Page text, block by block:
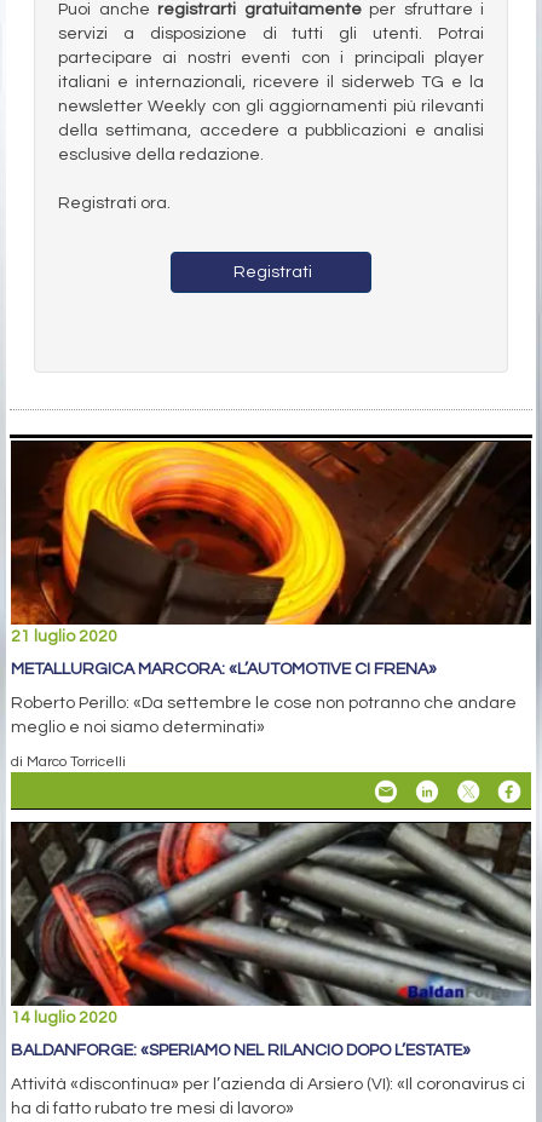
Puoi anche registrarti gratuitamenteper sfruttare i
servizi a disposizione di tutti gli utenti. Potrai
partecipare ai nostri eventi con i principali player
italiani e internazionali, ricevere il siderweb TG e la
newsletter Weekly con gli aggiornamenti più rilevanti
della settimana, accedere a pubblicazioni e analisi
esclusive della redazione.
Registrati ora.
Registrati
21 luglio 2020
METALLURGICA MARCORA: «L’AUTOMOTIVE CI FRENA»
Roberto Perillo: «Da settembre le cose non potranno che andare
meglio e noi siamo determinati»
di Marco Torricelli
14 luglio 2020
BALDANFORGE: «SPERIAMO NEL RILANCIO DOPO L’ESTATE»
Attività «discontinua» per l’azienda di Arsiero (VI): «Il coronavirus ci
ha di fatto rubato tre mesi di lavoro»